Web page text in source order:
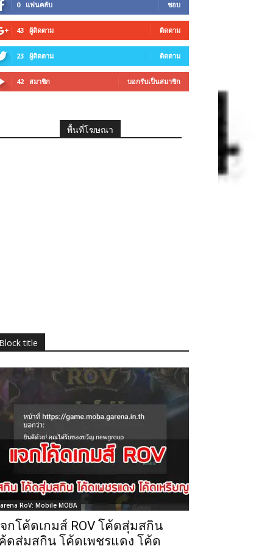
0 แฟนคลับ ชอบ
43 ผู้ติดตาม ติดตาม
23 ผู้ติดตาม ติดตาม
42 สมาชิก บอกรับเป็นสมาชิก
พื้นที่โฆษณา
title
RoV: Mobile MOBA
กโค้ดเกมส์ ROV โค้ดสุ่มสกิน
ดสุ่มสกิน โค้ดเพชรแดง โค้ด